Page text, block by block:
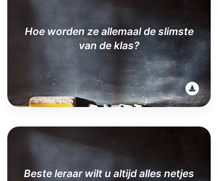
Hoe worden ze allemaal de slimste
van de klas?
Beste leraar wilt u altijd alles netjes